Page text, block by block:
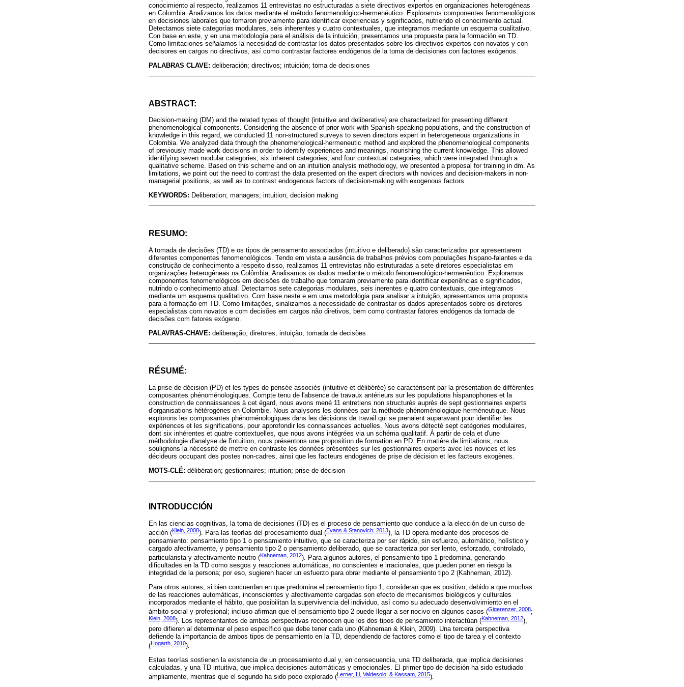
conocimiento al respecto, realizamos 11 entrevistas no estructuradas a siete directivos expertos en organizaciones heterogéneas
en Colombia. Analizamos los datos mediante el método fenomenológico-hermenéutico. Exploramos componentes fenomenológicos
en decisiones laborales que tomaron previamente para identificar experiencias y significados, nutriendo el conocimiento actual.
Detectamos siete categorías modulares, seis inherentes y cuatro contextuales, que integramos mediante un esquema cualitativo.
Con base en este, y en una metodología para el análisis de la intuición, presentamos una propuesta para la formación en TD.
Como limitaciones señalamos la necesidad de contrastar los datos presentados sobre los directivos expertos con novatos y con
decisores en cargos no directivos, así como contrastar factores endógenos de la toma de decisiones con factores exógenos.
PALABRAS CLAVE: deliberación; directivos; intuición; toma de decisiones
ABSTRACT:
Decision-making (DM) and the related types of thought (intuitive and deliberative) are characterized for presenting different
phenomenological components. Considering the absence of prior work with Spanish-speaking populations, and the construction of
knowledge in this regard, we conducted 11 non-structured surveys to seven directors expert in heterogeneous organizations in
Colombia. We analyzed data through the phenomenological-hermeneutic method and explored the phenomenological components
of previously made work decisions in order to identify experiences and meanings, nourishing the current knowledge. This allowed
identifying seven modular categories, six inherent categories, and four contextual categories, which were integrated through a
qualitative scheme. Based on this scheme and on an intuition analysis methodology, we presented a proposal for training in dm. As
limitations, we point out the need to contrast the data presented on the expert directors with novices and decision-makers in non-
managerial positions, as well as to contrast endogenous factors of decision-making with exogenous factors.
KEYWORDS: Deliberation; managers; intuition; decision making
RESUMO:
A tomada de decisões (TD) e os tipos de pensamento associados (intuitivo e deliberado) são caracterizados por apresentarem
diferentes componentes fenomenológicos. Tendo em vista a ausência de trabalhos prévios com populações hispano-falantes e da
construção de conhecimento a respeito disso, realizamos 11 entrevistas não estruturadas a sete diretores especialistas em
organizações heterogêneas na Colômbia. Analisamos os dados mediante o método fenomenológico-hermenêutico. Exploramos
componentes fenomenológicos em decisões de trabalho que tomaram previamente para identificar experiências e significados,
nutrindo o conhecimento atual. Detectamos sete categorias modulares, seis inerentes e quatro contextuais, que integramos
mediante um esquema qualitativo. Com base neste e em uma metodologia para analisar a intuição, apresentamos uma proposta
para a formação em TD. Como limitações, sinalizamos a necessidade de contrastar os dados apresentados sobre os diretores
especialistas com novatos e com decisões em cargos não diretivos, bem como contrastar fatores endógenos da tomada de
decisões com fatores exógeno.
PALAVRAS-CHAVE: deliberação; diretores; intuição; tomada de decisões
RÉSUMÉ:
La prise de décision (PD) et les types de pensée associés (intuitive et délibérée) se caractérisent par la présentation de différentes
composantes phénoménologiques. Compte tenu de l'absence de travaux antérieurs sur les populations hispanophones et la
construction de connaissances à cet égard, nous avons mené 11 entretiens non structurés auprès de sept gestionnaires experts
d'organisations hétérogènes en Colombie. Nous analysons les données par la méthode phénoménologique-herméneutique. Nous
explorons les composantes phénoménologiques dans les décisions de travail qui se prenaient auparavant pour identifier les
expériences et les significations, pour approfondir les connaissances actuelles. Nous avons détecté sept catégories modulaires,
dont six inhérentes et quatre contextuelles, que nous avons intégrées via un schéma qualitatif. À partir de cela et d'une
méthodologie d'analyse de l'intuition, nous présentons une proposition de formation en PD. En matière de limitations, nous
soulignons la nécessité de mettre en contraste les données présentées sur les gestionnaires experts avec les novices et les
décideurs occupant des postes non-cadres, ainsi que les facteurs endogènes de prise de décision et les facteurs exogènes.
MOTS-CLÉ: délibération; gestionnaires; intuition; prise de décision
INTRODUCCIÓN
En las ciencias cognitivas, la toma de decisiones (TD) es el proceso de pensamiento que conduce a la elección de un curso de
acción (Klein, 2008). Para las teorías del procesamiento dual (Evans & Stanovich, 2013), la TD opera mediante dos procesos de
pensamiento: pensamiento tipo 1 o pensamiento intuitivo, que se caracteriza por ser rápido, sin esfuerzo, automático, holístico y
cargado afectivamente, y pensamiento tipo 2 o pensamiento deliberado, que se caracteriza por ser lento, esforzado, controlado,
particularista y afectivamente neutro (Kahneman, 2012). Para algunos autores, el pensamiento tipo 1 predomina, generando
dificultades en la TD como sesgos y reacciones automáticas, no conscientes e irracionales, que pueden poner en riesgo la
integridad de la persona; por eso, sugieren hacer un esfuerzo para obrar mediante el pensamiento tipo 2 (Kahneman, 2012).
Para otros autores, si bien concuerdan en que predomina el pensamiento tipo 1, consideran que es positivo, debido a que muchas
de las reacciones automáticas, inconscientes y afectivamente cargadas son efecto de mecanismos biológicos y culturales
incorporados mediante el hábito, que posibilitan la supervivencia del individuo, así como su adecuado desenvolvimiento en el
ámbito social y profesional; incluso afirman que el pensamiento tipo 2 puede llegar a ser nocivo en algunos casos (Gigerenzer, 2008;
Klein, 2008). Los representantes de ambas perspectivas reconocen que los dos tipos de pensamiento interactúan (Kahneman, 2012),
pero difieren al determinar el peso específico que debe tener cada uno (Kahneman & Klein, 2009). Una tercera perspectiva
defiende la importancia de ambos tipos de pensamiento en la TD, dependiendo de factores como el tipo de tarea y el contexto
(Hogarth, 2010).
Estas teorías sostienen la existencia de un procesamiento dual y, en consecuencia, una TD deliberada, que implica decisiones
calculadas, y una TD intuitiva, que implica decisiones automáticas y emocionales. El primer tipo de decisión ha sido estudiado
ampliamente, mientras que el segundo ha sido poco explorado (Lerner, Li, Valdesolo, & Kassam, 2015).